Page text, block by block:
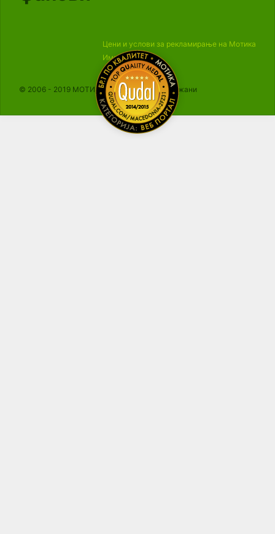
Цени и услови за рекламирање на Мотика
Импресум
© 2006 - 2019 МОТИКА, Сите права се задржани